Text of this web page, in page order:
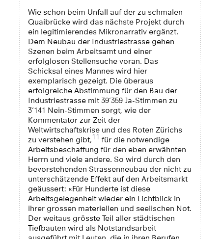
Wie schon beim Unfall auf der zu schmalen
Quaibrücke wird das nächste Projekt durch
ein legitimierendes Mikronarrativ ergänzt.
Dem Neubau der Industriestrasse gehen
Szenen beim Arbeitsamt und einer
erfolglosen Stellensuche voran. Das
Schicksal eines Mannes wird hier
exemplarisch gezeigt. Die überaus
erfolgreiche Abstimmung für den Bau der
Industriestrasse mit 39’359 Ja-Stimmen zu
3’141 Nein-Stimmen sorgt, wie der
Kommentator zur Zeit der
Weltwirtschaftskrise und des Roten Zürichs
zu verstehen gibt,11 für die notwendige
Arbeitsbeschaffung für den eben erwähnten
Herrn und viele andere. So wird durch den
bevorstehenden Strassenneubau der nicht zu
unterschätzende Effekt auf den Arbeitsmarkt
geäussert: «Für Hunderte ist diese
Arbeitsgelegenheit wieder ein Lichtblick in
ihrer grossen materiellen und seelischen Not.
Der weitaus grösste Teil aller städtischen
Tiefbauten wird als Notstandsarbeit